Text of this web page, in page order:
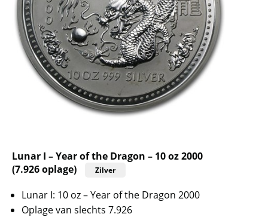
Lunar I – Year of the Dragon – 10 oz 2000
(7.926 oplage)
Zilver
Lunar I: 10 oz – Year of the Dragon 2000
Oplage van slechts 7.926